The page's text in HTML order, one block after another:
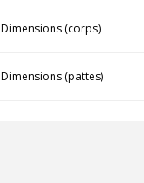
EVERSOLO DMP-A6 MASTER
Dimensions (corps)
Dimensions (pattes)